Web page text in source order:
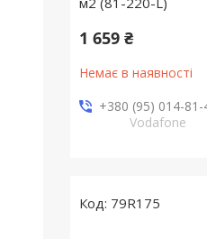
1 659 ₴
Немає в наявності
+380 (95) 014-81-
Vodafone
79R175